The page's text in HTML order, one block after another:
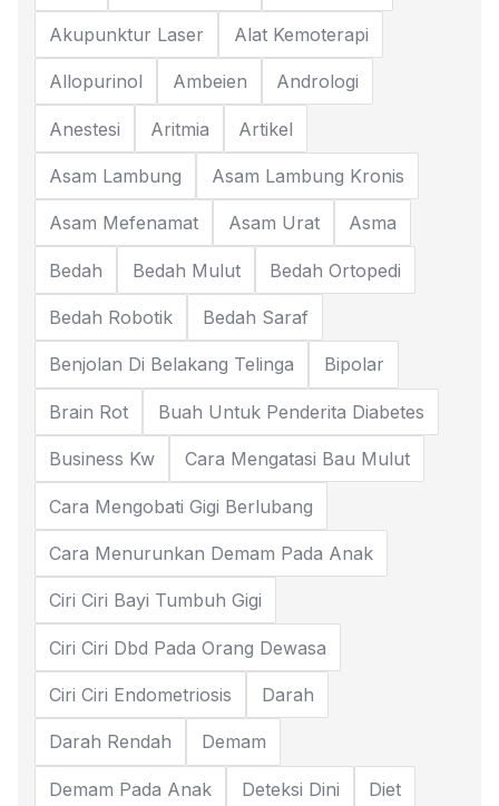
Akupunktur Laser Alat Kemoterapi
Allopurinol Ambeien Andrologi
Anestesi Aritmia Artikel
Asam Lambung Asam Lambung Kronis
Asam Mefenamat Asam Urat Asma
Bedah Bedah Mulut Bedah Ortopedi
Bedah Robotik Bedah Saraf
Benjolan Di Belakang Telinga Bipolar
Brain Rot Buah Untuk Penderita Diabetes
Business Kw Cara Mengatasi Bau Mulut
Cara Mengobati Gigi Berlubang
Cara Menurunkan Demam Pada Anak
Ciri Ciri Bayi Tumbuh Gigi
Ciri Ciri Dbd Pada Orang Dewasa
Ciri Ciri Endometriosis Darah
Darah Rendah Demam
Demam Pada Anak Deteksi Dini Diet